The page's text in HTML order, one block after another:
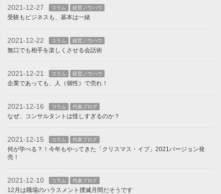
2021-12-27 コラム 経営ノウハウ
受験もビジネスも、基本は一緒
2021-12-22 コラム 経営ノウハウ
無口でも相手を楽しくさせる会話術
2021-12-21 コラム 経営ノウハウ
企業であっても、人（個性）で売れ！
2021-12-16 コラム 代表ブログ
なぜ、コンサルタントは怪しすぎるのか？
2021-12-15 コラム 代表ブログ
何が学べる？！今年もやってきた「クリスマス・イブ」2021バージョン発
売！
2021-12-10 コラム 代表ブログ
12月は職場のハラスメント撲滅月間だそうです